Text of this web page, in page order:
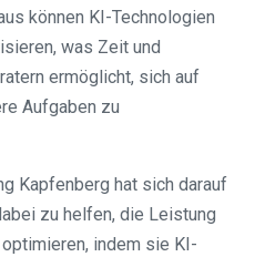
können KI-Technologien
was Zeit und
ermöglicht, sich auf
Aufgaben zu
Kapfenberg hat sich darauf
zu helfen, die Leistung
indem sie KI-